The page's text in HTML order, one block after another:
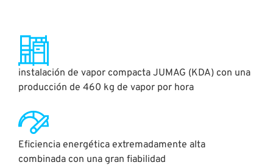
instalación de vapor compacta JUMAG (KDA) con una
producción de 460 kg de vapor por hora
Eficiencia energética extremadamente alta
combinada con una gran fiabilidad